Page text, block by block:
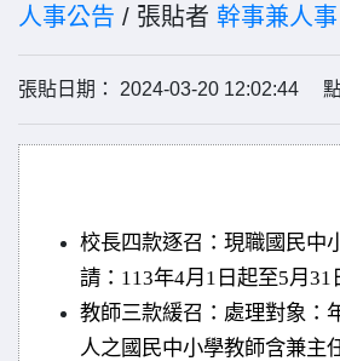
人事公告 / 張貼者 幹事兼人事
張貼日期： 2024-03-20 12:02:44 點
校長四款逐召：現職國民中
請：113年4月1日起至5月31
教師三款緩召： 處理對象：
人之國民中小學教師含兼主